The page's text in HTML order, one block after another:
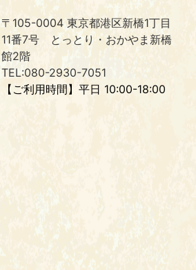
〒105-0004 東京都港区新橋1丁目
11番7号 とっとり・おかやま新橋
館2階
TEL:080-2930-7051
【ご利用時間】平日 10:00-18:00